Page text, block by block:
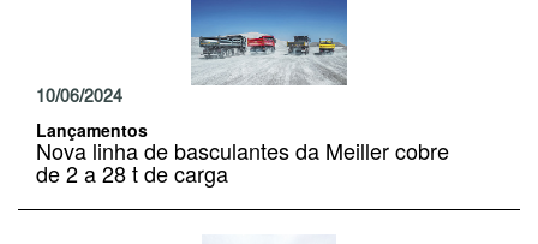
10/06/2024
Lançamentos
Nova linha de basculantes da Meiller cobre
de 2 a 28 t de carga